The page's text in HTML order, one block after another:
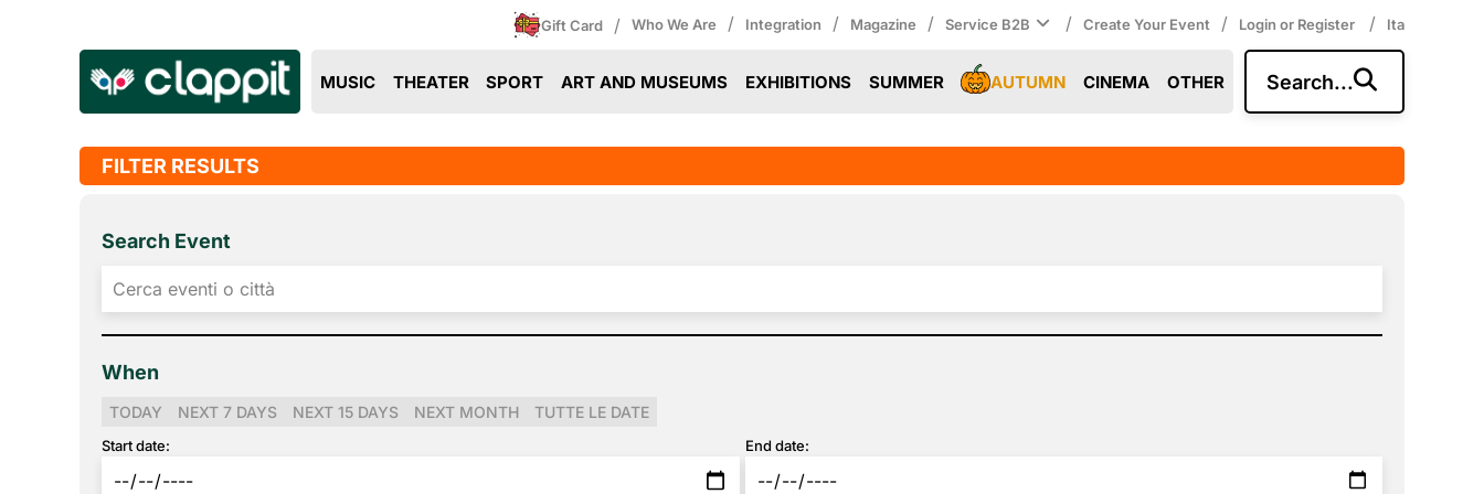
Gift Card / Who We Are / Integration / Magazine / Service B2B / Create Your Event / Login or Register / Ita
MUSIC THEATER SPORT ART AND MUSEUMS EXHIBITIONS SUMMER AUTUMN CINEMA OTHER Search...
FILTER RESULTS
Search Event
When
TODAY NEXT 7 DAYS NEXT 15 DAYS NEXT MONTH TUTTE LE DATE
Start date: End date: